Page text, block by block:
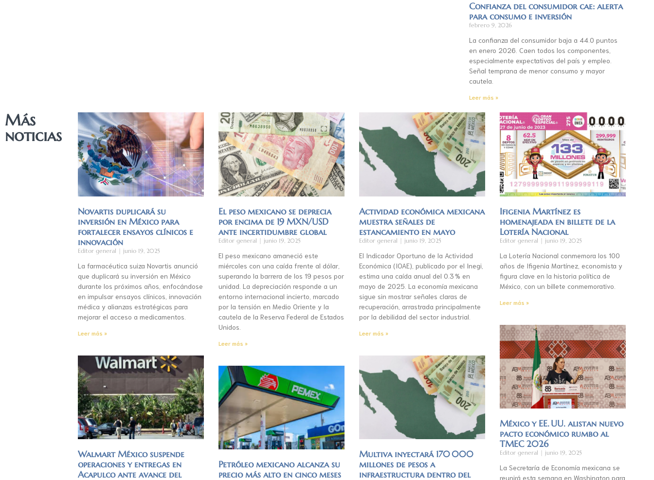
Confianza del consumidor cae: alerta
para consumo e inversión
febrero 9, 2026
La confianza del consumidor baja a 44.0 puntos
en enero 2026. Caen todos los componentes,
especialmente expectativas del país y empleo.
Señal temprana de menor consumo y mayor
cautela.
Leer más »
Más
noticias
Novartis duplicará su
inversión en México para
fortalecer ensayos clínicos e
innovación
Editor general junio 19, 2025
La farmacéutica suiza Novartis anunció
que duplicará su inversión en México
durante los próximos años, enfocándose
en impulsar ensayos clínicos, innovación
médica y alianzas estratégicas para
mejorar el acceso a medicamentos.
Leer más »
El peso mexicano se deprecia
por encima de 19 MXN/USD
ante incertidumbre global
Editor general junio 19, 2025
El peso mexicano amaneció este
miércoles con una caída frente al dólar,
superando la barrera de los 19 pesos por
unidad. La depreciación responde a un
entorno internacional incierto, marcado
por la tensión en Medio Oriente y la
cautela de la Reserva Federal de Estados
Unidos.
Leer más »
Actividad económica mexicana
muestra señales de
estancamiento en mayo
Editor general junio 19, 2025
El Indicador Oportuno de la Actividad
Económica (IOAE), publicado por el Inegi,
estima una caída anual del 0.3 % en
mayo de 2025. La economía mexicana
sigue sin mostrar señales claras de
recuperación, arrastrada principalmente
por la debilidad del sector industrial.
Leer más »
Ifigenia Martínez es
homenajeada en billete de la
Lotería Nacional
Editor general junio 19, 2025
La Lotería Nacional conmemora los 100
años de Ifigenia Martínez, economista y
figura clave en la historia política de
México, con un billete conmemorativo.
Leer más »
Walmart México suspende
operaciones y entregas en
Acapulco ante avance del
Petróleo mexicano alcanza su
precio más alto en cinco meses
Multiva inyectará 170 000
millones de pesos a
infraestructura dentro del
México y EE. UU. alistan nuevo
pacto económico rumbo al
TMEC 2026
Editor general junio 19, 2025
La Secretaría de Economía mexicana se
reunirá esta semana en Washington para